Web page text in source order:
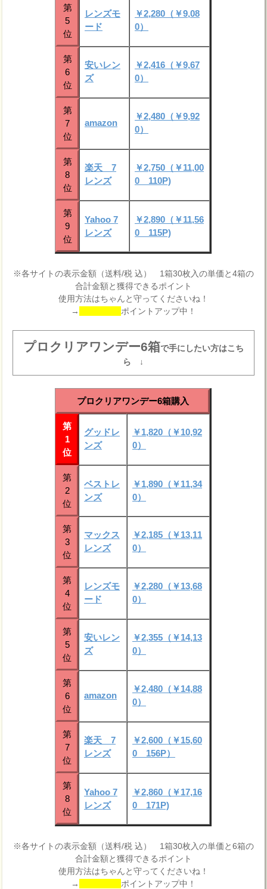
第
5
位
レンズモ
ード
￥2,280（￥9,08
0）
第
6
位
安いレン
ズ
￥2,416（￥9,67
0）
第
7
位
amazon
￥2,480（￥9,92
0）
第
8
位
楽天 7
レンズ
￥2,750（￥11,00
0 110P)
第
9
位
Yahoo 7
レンズ
￥2,890（￥11,56
0 115P)
※各サイトの表示金額（送料/税 込） 1箱30枚入の単価と4箱の
合計金額と獲得できるポイント
使用方法はちゃんと守ってくださいね！
→
ポイントアップ中！
プロクリアワンデー6箱で手にしたい方はこち
ら ↓
プロクリアワンデー6箱購入
第
1
位
グッドレ
ンズ
￥1,820（￥10,92
0）
第
2
位
ベストレ
ンズ
￥1,890（￥11,34
0）
第
3
位
マックス
レンズ
￥2,185（￥13,11
0）
第
4
位
レンズモ
ード
￥2,280（￥13,68
0）
第
5
位
安いレン
ズ
￥2,355（￥14,13
0）
第
6
位
amazon
￥2,480（￥14,88
0）
第
7
位
楽天 7
レンズ
￥2,600（￥15,60
0 156P）
第
8
位
Yahoo 7
レンズ
￥2,860（￥17,16
0 171P)
※各サイトの表示金額（送料/税 込） 1箱30枚入の単価と6箱の
合計金額と獲得できるポイント
使用方法はちゃんと守ってくださいね！
→
ポイントアップ中！